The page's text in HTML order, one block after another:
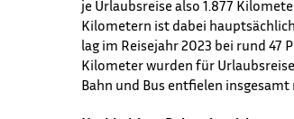
je Urlaubsreise also 1.877
Kilometern ist dabei
lag im Reisejahr 2023 bei rund
Kilometer wurden für
Bahn und Bus entfielen